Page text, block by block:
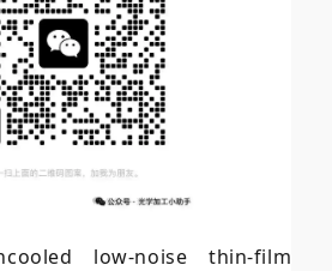
low-noise thin-film